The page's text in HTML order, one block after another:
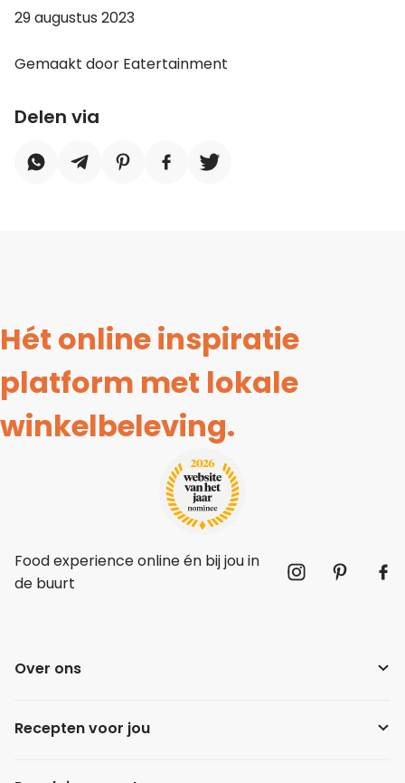
29 augustus 2023
Gemaakt door Eatertainment
Delen via
Hét online inspiratie
platform met lokale
winkelbeleving.
Food experience online én bij jou in
de buurt
Over ons
Recepten voor jou